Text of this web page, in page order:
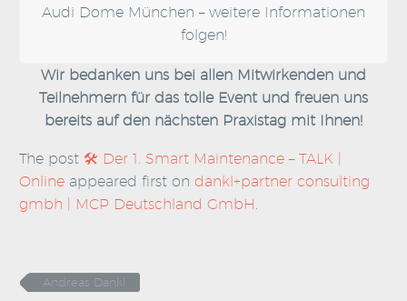
Audi Dome München – weitere Informationen
folgen!
Wir bedanken uns bei allen Mitwirkenden und
Teilnehmern für das tolle Event und freuen uns
bereits auf den nächsten Praxistag mit Ihnen!
The post 🛠️ Der 1. Smart Maintenance – TALK |
Online appeared first on dankl+partner consulting
gmbh | MCP Deutschland GmbH.
Andreas Dankl